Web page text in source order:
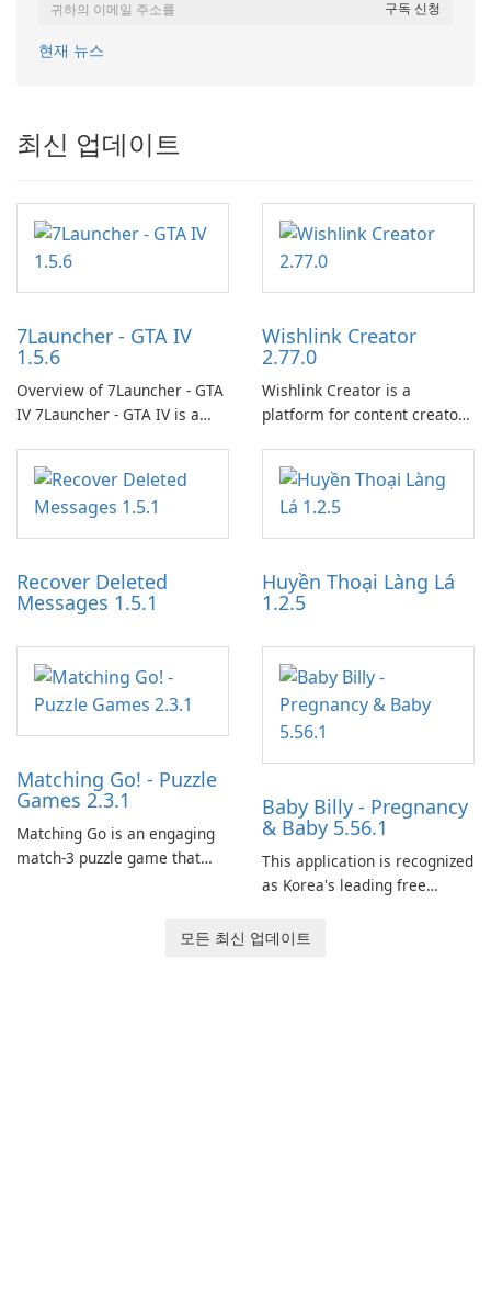
현재 뉴스
최신 업데이트
7Launcher - GTA IV
1.5.6
Overview of 7Launcher - GTA
IV 7Launcher - GTA IV is a
application designed to
optimize the gaming
experience for Grand Theft
Auto IV.
Wishlink Creator
2.77.0
Wishlink Creator is a
platform for content creators
work through built-in brand
partnerships and integrated
tools for content distribution
and audience engagement.
Recover Deleted
Messages 1.5.1
Huyền Thoại Làng Lá
1.2.5
Matching Go! - Puzzle
Games 2.3.1
Matching Go is an engaging
match-3 puzzle game that
Ollie, on an adventurous
Baby Billy - Pregnancy
& Baby 5.56.1
This application is recognized
as Korea's leading free
baby tracking, offering
모든 최신 업데이트